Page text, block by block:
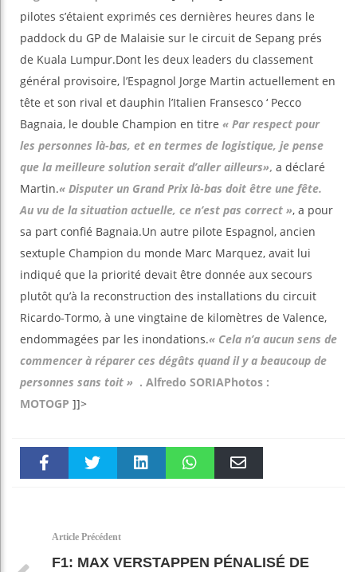
pilotes s’étaient exprimés ces dernières heures dans le
paddock du GP de Malaisie sur le circuit de Sepang prés
de Kuala Lumpur.Dont les deux leaders du classement
général provisoire, l’Espagnol Jorge Martin actuellement en
tête et son rival et dauphin l’Italien Fransesco ‘ Pecco
Bagnaia, le double Champion en titre « Par respect pour
les personnes là-bas, et en termes de logistique, je pense
que la meilleure solution serait d’aller ailleurs», a déclaré
Martin.« Disputer un Grand Prix là-bas doit être une fête.
Au vu de la situation actuelle, ce n’est pas correct », a pour
sa part confié Bagnaia.Un autre pilote Espagnol, ancien
sextuple Champion du monde Marc Marquez, avait lui
indiqué que la priorité devait être donnée aux secours
plutôt qu’à la reconstruction des installations du circuit
Ricardo-Tormo, à une vingtaine de kilomètres de Valence,
endommagées par les inondations.« Cela n’a aucun sens de
commencer à réparer ces dégâts quand il y a beaucoup de
personnes sans toit » . Alfredo SORIAPhotos :
MOTOGP ]]>
Article Précédent
F1: MAX VERSTAPPEN PÉNALISÉ DE